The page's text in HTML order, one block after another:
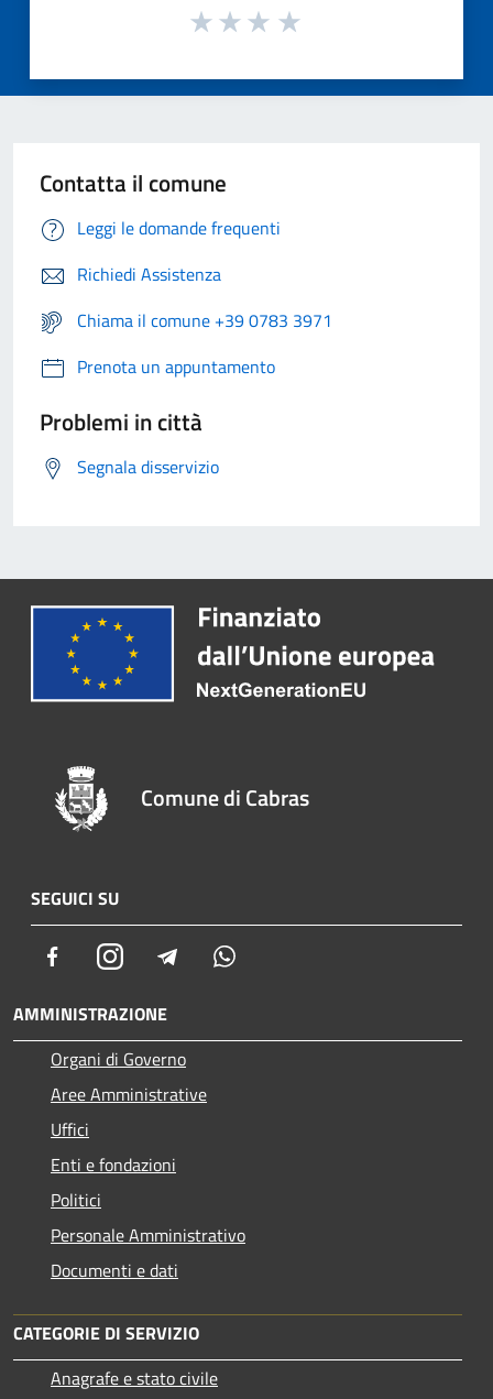
Contatta il comune
Leggi le domande frequenti
Richiedi Assistenza
Chiama il comune +39 0783 3971
Prenota un appuntamento
Problemi in città
Segnala disservizio
Comune di Cabras
SEGUICI SU
FacebookInstagram Telegram
AMMINISTRAZIONE
Organi di Governo
Aree Amministrative
Uffici
Enti e fondazioni
Politici
Personale Amministrativo
Documenti e dati
CATEGORIE DI SERVIZIO
Anagrafe e stato civile